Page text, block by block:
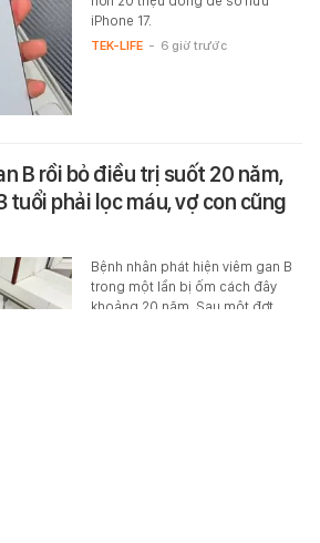
iPhone 17.
TEK-LIFE - 6 giờ trước
B rồi bỏ điều trị suốt 20 năm,
phải lọc máu, vợ con cũng
Bệnh nhân phát hiện viêm gan B
trong một lần bị ốm cách đây
khoảng 20 năm. Sau một đợt